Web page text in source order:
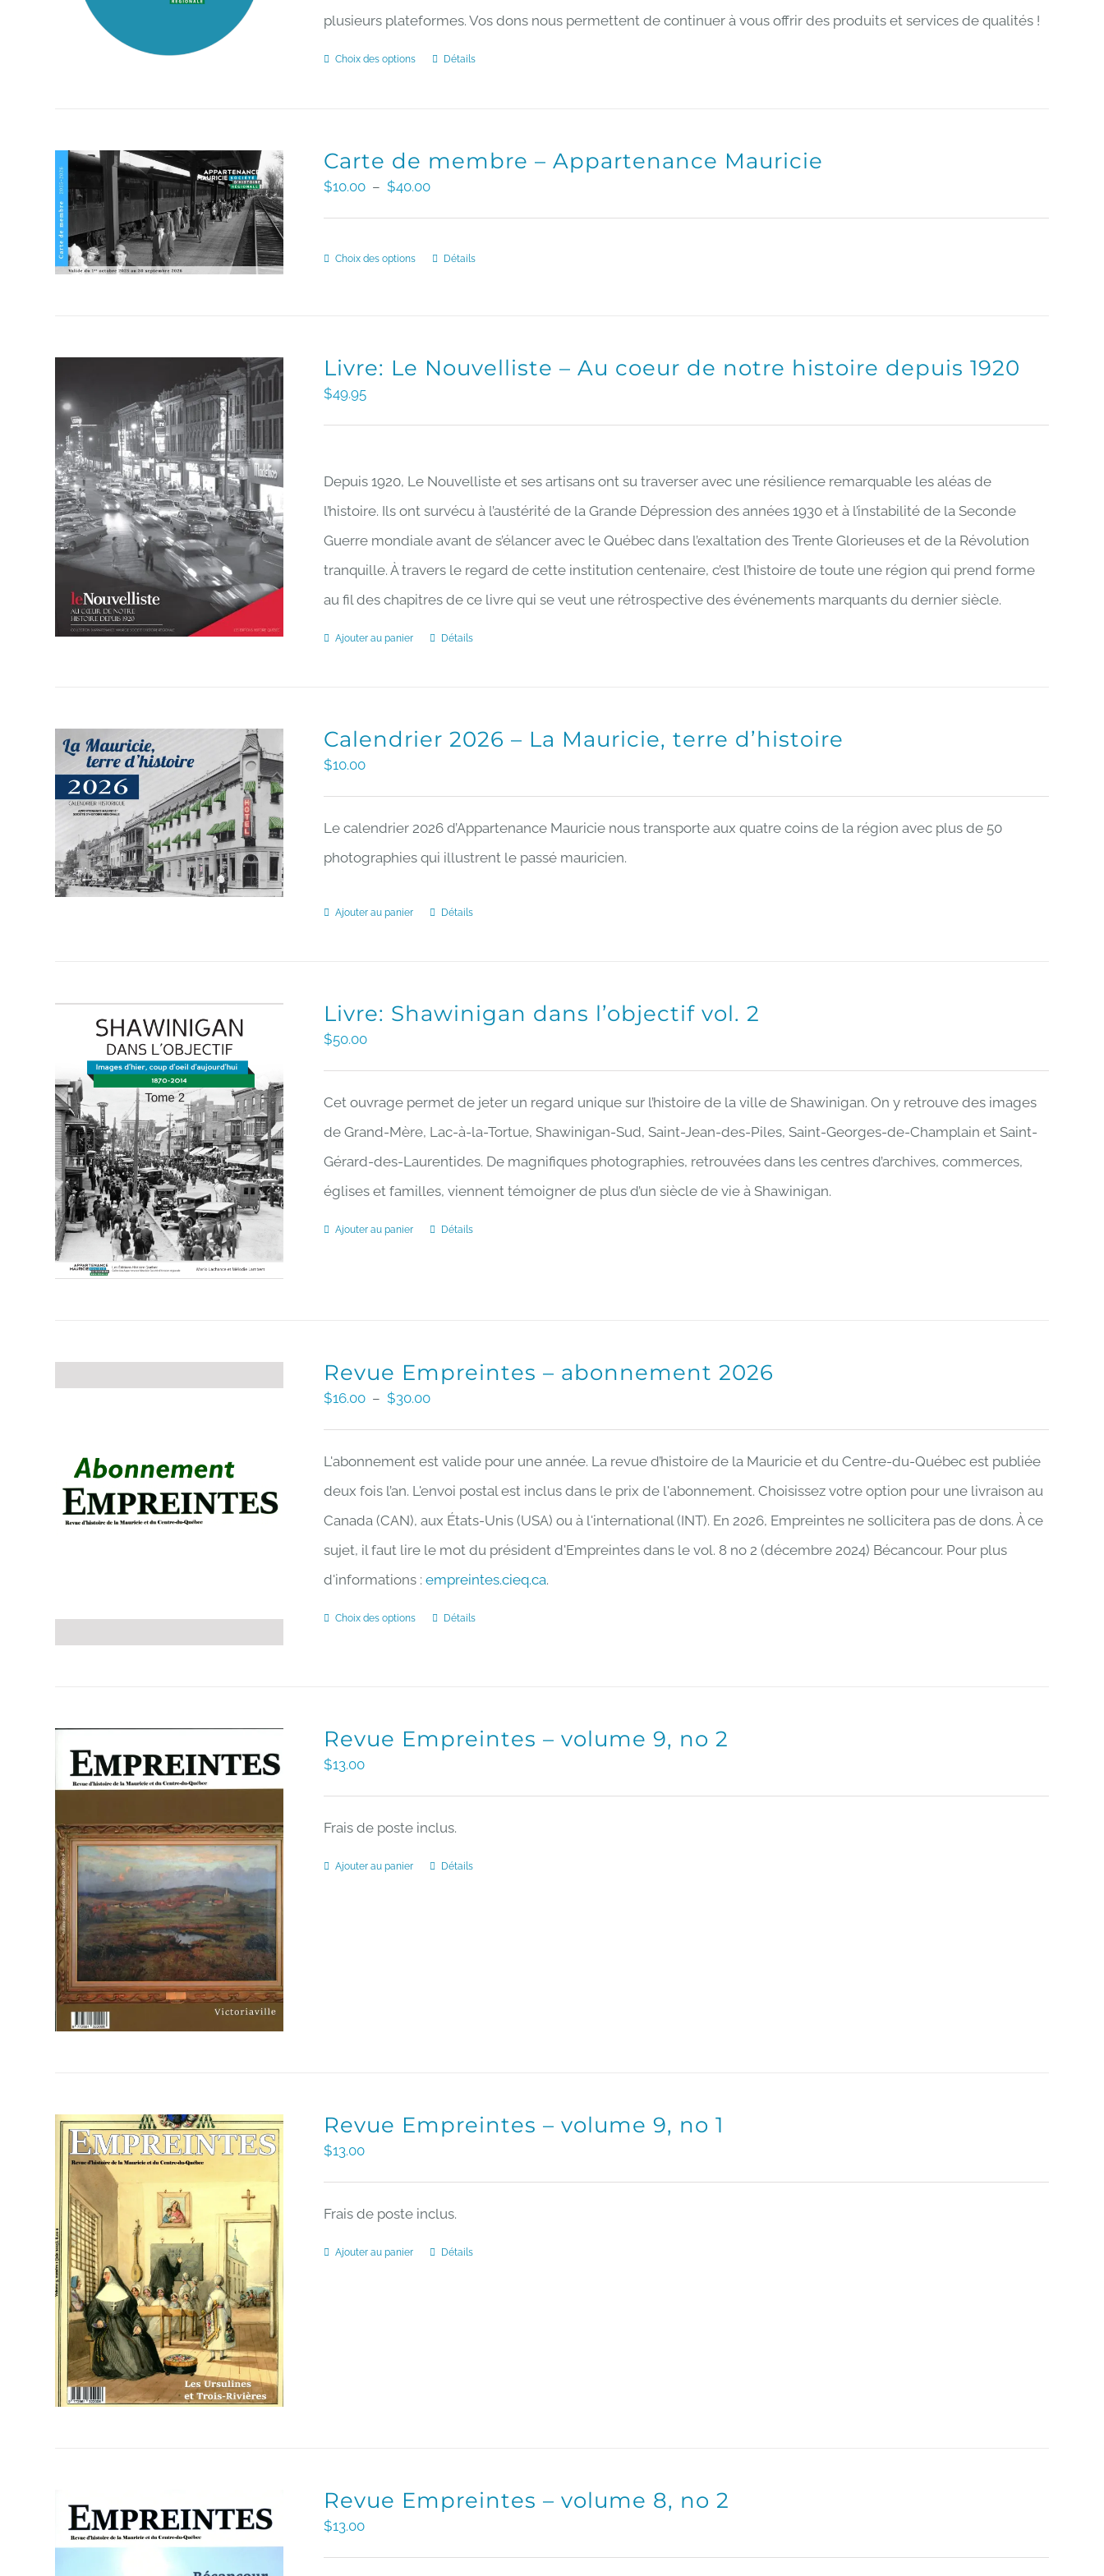
à
plusieurs plateformes. Vos dons nous permettent de continuer à vous offrir des produits et services de qualités !
Choix des options
Ce
plusieurs
Les
sur
page
produit
Détails
Carte de membre – Appartenance Mauricie
$10.00 – $40.00Plage
de
Choix des options
Ce
peuvent
être
choisies
sur
Détails
Livre: Le Nouvelliste – Au coeur de notre histoire depuis 1920
$49.95
Depuis 1920, Le Nouvelliste et ses artisans ont su traverser avec une résilience remarquable les aléas de
l’histoire. Ils ont survécu à l’austérité de la Grande Dépression des années 1930 et à l’instabilité de la Seconde
Guerre mondiale avant de s’élancer avec le Québec dans l’exaltation des Trente Glorieuses et de la Révolution
tranquille. À travers le regard de cette institution centenaire, c’est l’histoire de toute une région qui prend forme
au fil des chapitres de ce livre qui se veut une rétrospective des événements marquants du dernier siècle.
Ajouter au panier Détails
Calendrier 2026 – La Mauricie, terre d’histoire
$10.00
Le calendrier 2026 d’Appartenance Mauricie nous transporte aux quatre coins de la région avec plus de 50
photographies qui illustrent le passé mauricien.
Ajouter au panier Détails
Livre: Shawinigan dans l’objectif vol. 2
$50.00
Cet ouvrage permet de jeter un regard unique sur l’histoire de la ville de Shawinigan. On y retrouve des images
de Grand-Mère, Lac-à-la-Tortue, Shawinigan-Sud, Saint-Jean-des-Piles, Saint-Georges-de-Champlain et Saint-
Gérard-des-Laurentides. De magnifiques photographies, retrouvées dans les centres d’archives, commerces,
églises et familles, viennent témoigner de plus d’un siècle de vie à Shawinigan.
Ajouter au panier Détails
Revue Empreintes – abonnement 2026
$16.00 – $30.00Plage
de
prix :
$16.00
à
$30.00
L'abonnement est valide pour une année. La revue d’histoire de la Mauricie et du Centre-du-Québec est publiée
deux fois l’an. L'envoi postal est inclus dans le prix de l'abonnement. Choisissez votre option pour une livraison au
Canada (CAN), aux États-Unis (USA) ou à l'international (INT). En 2026, Empreintes ne sollicitera pas de dons. À ce
sujet, il faut lire le mot du président d'Empreintes dans le vol. 8 no 2 (décembre 2024) Bécancour. Pour plus
d'informations : empreintes.cieq.ca.
Choix des options
Ce
variations.
peuvent
être
Détails
Revue Empreintes – volume 9, no 2
$13.00
Frais de poste inclus.
Ajouter au panier Détails
Revue Empreintes – volume 9, no 1
$13.00
Frais de poste inclus.
Ajouter au panier Détails
Revue Empreintes – volume 8, no 2
$13.00